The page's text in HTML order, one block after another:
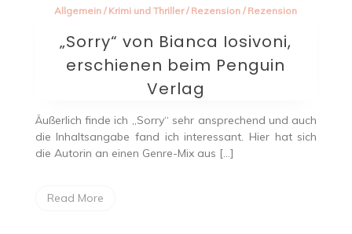
Allgemein / Krimi und Thriller/ Rezension / Rezension
„Sorry“ von Bianca Iosivoni,
erschienen beim Penguin
Verlag
Äußerlich finde ich „Sorry“ sehr ansprechend und auch
die Inhaltsangabe fand ich interessant. Hier hat sich
die Autorin an einen Genre-Mix aus […]
Read More